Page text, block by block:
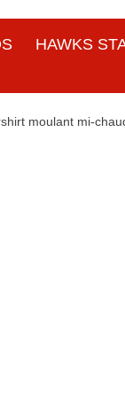
HAWKS
moulant mi-